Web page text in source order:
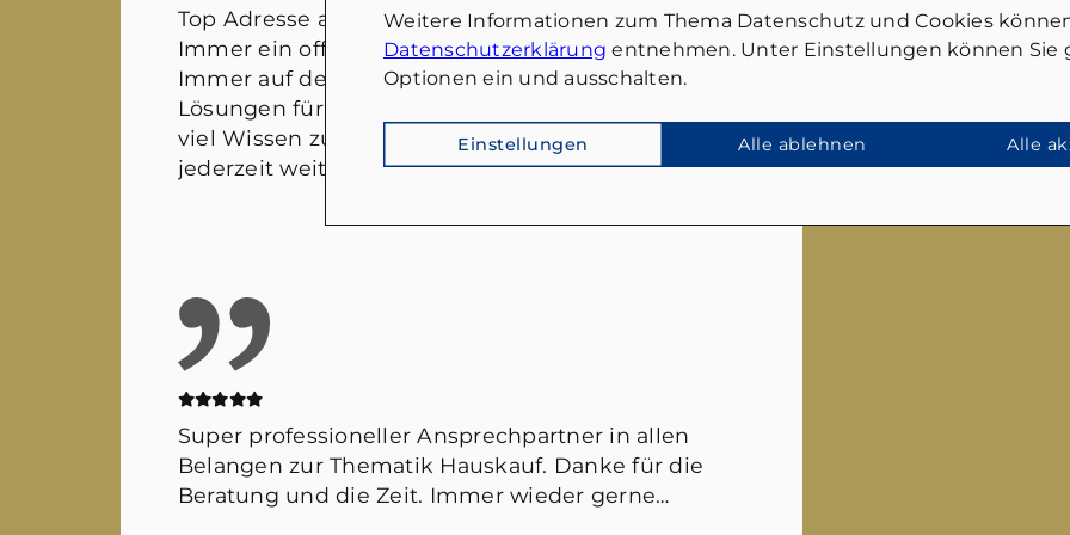
Top Adresse auf dem Immobilienmarkt!
Immer ein offenes Ohr für sämtliche Fragen.
Immer auf der Suche nach wirklich guten
Lösungen für alle Beteiligten. Man merkt, dass hier
viel Wissen zusammen kommt. Würde ich
jederzeit weiter empfehlen!
Super professioneller Ansprechpartner in allen
Belangen zur Thematik Hauskauf. Danke für die
Beratung und die Zeit. Immer wieder gerne…
Wirklich
Jemand der eben
dem Markt
tatsächlich geht
einschätzen kann.
Weitere Informationen zum Thema Datenschutz und Cookies
Datenschutzerklärung entnehmen. Unter Einstellungen können Sie
Optionen ein und ausschalten.
Einstellungen Alle ablehnen Alle